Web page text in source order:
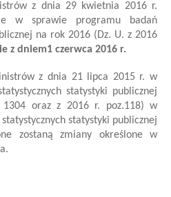
z dnia 29 kwietnia 2016 r.
w sprawie programu badań
na rok 2016 (Dz. U. z 2016
z dniem1 czerwca 2016 r.
z dnia 21 lipca 2015 r. w
statystyki publicznej
oraz z 2016 r. poz.118) w
statystyki publicznej
zostaną zmiany określone w